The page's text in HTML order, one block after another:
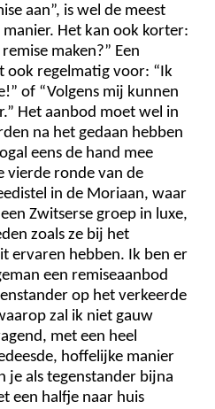
aan”, is wel de meest
Het kan ook korter:
maken?” Een
ook regelmatig voor: “Ik
of “Volgens mij kunnen
Het aanbod moet wel in
na het gedaan hebben
eens de hand mee
vierde ronde van de
in de Moriaan, waar
Zwitserse groep in luxe,
zoals ze bij het
ervaren hebben. Ik ben er
een remiseaanbod
op het verkeerde
zal ik niet gauw
met een heel
hoffelijke manier
je als tegenstander bijna
een halfje naar huis